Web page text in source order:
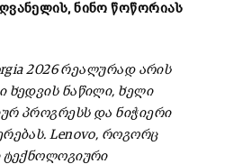
ნინო წოწორიას
2026 რეალურად არის
ხედვის ნაწილი, ხელი
პროგრესს და ნიჭიერი
Lenovo, როგორც
ტექნოლოგიური